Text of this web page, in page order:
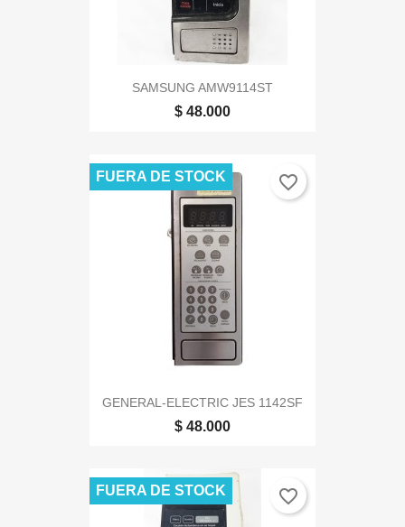
SAMSUNG AMW9114ST
$ 48.000
GENERAL-ELECTRIC JES 1142SF
$ 48.000
FUERA DE STOCK favorite_border
FUERA DE STOCK favorite_border